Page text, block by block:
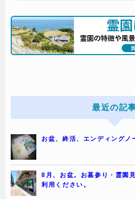
最近の記
お盆、終活、エンディングノ
8月、お盆。お墓参り・霊園
利用ください。